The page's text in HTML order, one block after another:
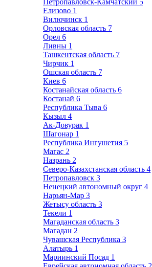
Петропавловск-Камчатский 5
Елизово 1
Вилючинск 1
Орловская область 7
Орел 6
Ливны 1
Ташкентская область 7
Чирчик 1
Ошская область 7
Киев 6
Костанайская область 6
Костанай 6
Республика Тыва 6
Кызыл 4
Ак-Довурак 1
Шагонар 1
Республика Ингушетия 5
Магас 2
Назрань 2
Северо-Казахстанская область 4
Петропавловск 3
Ненецкий автономный округ 4
Нарьян-Мар 3
Жетысу область 3
Текели 1
Магаданская область 3
Магадан 2
Чувашская Республика 3
Алатырь 1
Мариинский Посад 1